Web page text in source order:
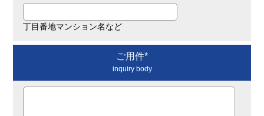
丁目番地マンション名など
ご用件*
inquiry body